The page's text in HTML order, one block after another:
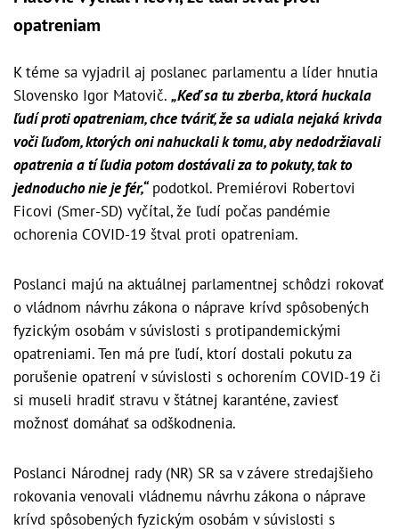
opatreniam
K téme sa vyjadril aj poslanec parlamentu a líder hnutia
Slovensko Igor Matovič. „Keď sa tu zberba, ktorá huckala
ľudí proti opatreniam, chce tváriť, že sa udiala nejaká krivda
voči ľuďom, ktorých oni nahuckali k tomu, aby nedodržiavali
opatrenia a tí ľudia potom dostávali za to pokuty, tak to
jednoducho nie je fér,“podotkol. Premiérovi Robertovi
Ficovi (Smer-SD) vyčítal, že ľudí počas pandémie
ochorenia COVID-19 štval proti opatreniam.
Poslanci majú na aktuálnej parlamentnej schôdzi rokovať
o vládnom návrhu zákona o náprave krívd spôsobených
fyzickým osobám v súvislosti s protipandemickými
opatreniami. Ten má pre ľudí, ktorí dostali pokutu za
porušenie opatrení v súvislosti s ochorením COVID-19 či
si museli hradiť stravu v štátnej karanténe, zaviesť
možnosť domáhať sa odškodnenia.
Poslanci Národnej rady (NR) SR sa v závere stredajšieho
rokovania venovali vládnemu návrhu zákona o náprave
krívd spôsobených fyzickým osobám v súvislosti s